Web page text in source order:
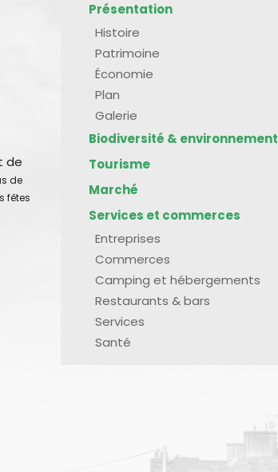
de
de
fêtes
Présentation
Histoire
Patrimoine
Économie
Plan
Galerie
Biodiversité & environnement
Tourisme
Marché
Services et commerces
Entreprises
Commerces
Camping et hébergements
Restaurants & bars
Services
Santé